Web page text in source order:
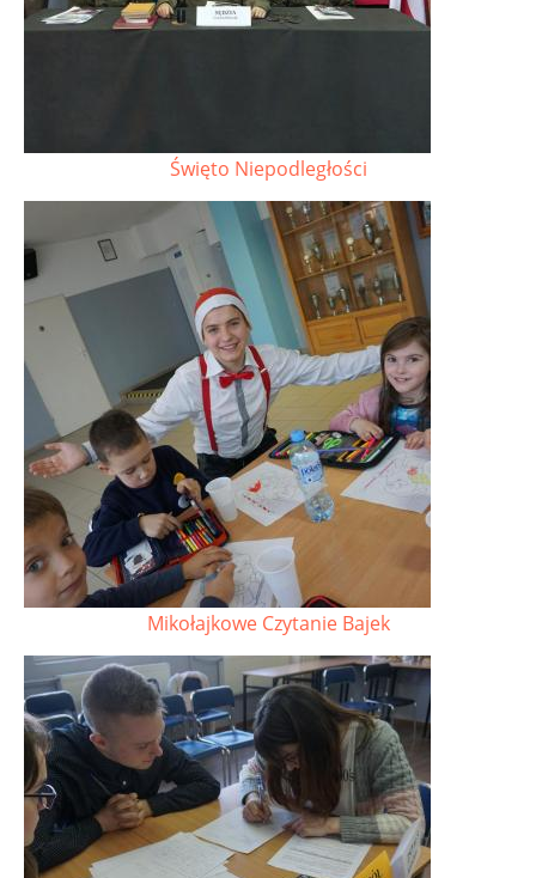
Święto Niepodległości
Mikołajkowe Czytanie Bajek